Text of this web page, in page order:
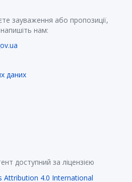
зауваження або пропозиції,
нам:
даних
доступний за ліцензією
Attribution 4.0 International